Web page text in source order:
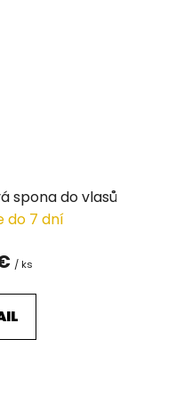
spona do vlasů
do 7 dní
/ ks